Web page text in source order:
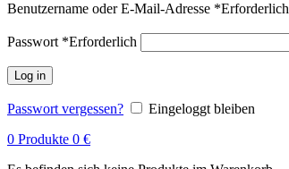
Benutzername oder E-Mail-Adresse *Erforderlich
Passwort *Erforderlich
Log in
Passwort vergessen?
Eingeloggt bleiben
0 Produkte 0 €